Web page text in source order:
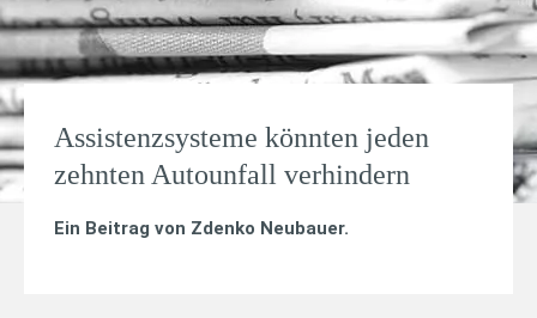
Assistenzsysteme könnten jeden
zehnten Autounfall verhindern
Ein Beitrag von Zdenko Neubauer.